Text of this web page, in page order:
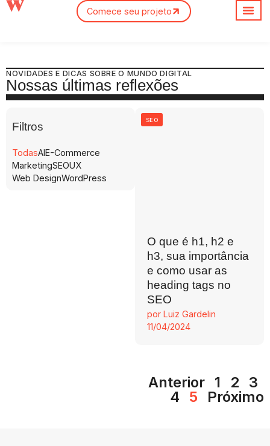
Comece seu projeto
NOVIDADES E DICAS SOBRE O MUNDO DIGITAL
Nossas últimas reflexões
Filtros
AIE-Commerce
MarketingSEOUX
Web DesignWordPress
Todas
SEO
O que é h1, h2 e
h3, sua importância
e como usar as
heading tags no
SEO
por Luiz Gardelin
11/04/2024
Anterior 1 2
3
4
5 Próximo